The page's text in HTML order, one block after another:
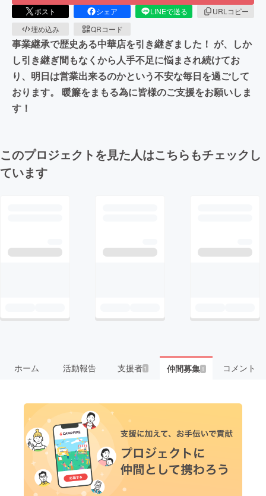
ポスト シェア LINEで送る
URLコピー
埋め込み
QRコード
事業継承で歴史ある中華店を引き継ぎました！ が、しか
し引き継ぎ間もなくから人手不足に悩まされ続けてお
り、明日は営業出来るのかという不安な毎日を過ごして
おります。 暖簾をまもる為に皆様のご支援をお願いしま
す！
このプロジェクトを見た人はこちらもチェックし
ています
ホーム 活動報告 支援者 1 仲間募集 1 コメント